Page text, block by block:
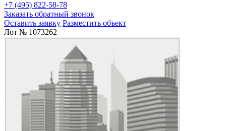
+7 (495) 822-58-78
Заказать обратный звонок
Оставить заявку Разместить объект
Лот № 1073262